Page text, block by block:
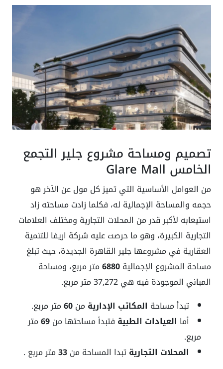
تصميم ومساحة مشروع جلير التجمع
الخامس Glare Mall
من العوامل الأساسية التي تميز كل مول عن الآخر هو
حجمه والمساحة الإجمالية له، فكلما زادت مساحته زاد
استيعابه لأكبر قدر من المحلات التجارية ومختلف العلامات
التجارية الكبيرة، وهو ما حرصت عليه شركة اريفا للتنمية
العقارية في مشروعها جلير القاهرة الجديدة، حيث تبلغ
مساحة المشروع الإجمالية6880متر مربع، ومساحة
المباني الموجودة فيه هي 37,272 متر مربع.
تبدأ مساحة المكاتب الإدارية من60متر مربع.
أما العيادات الطبية فتبدأ مساحتها من69متر
مربع.
المحلات التجاريةتبدا المساحة من33متر مربع .